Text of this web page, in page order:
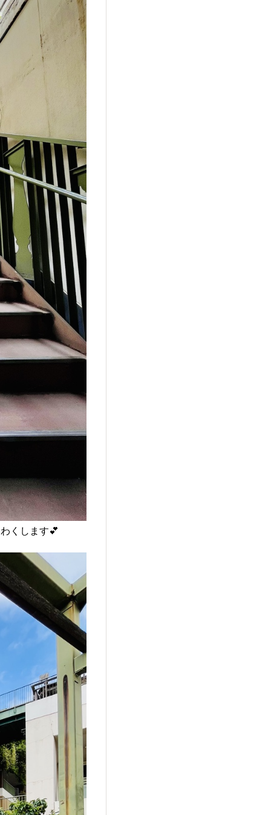
くします💕